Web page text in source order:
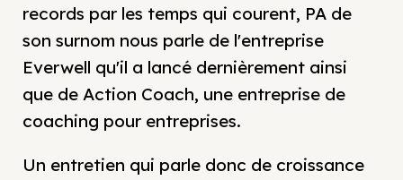
records par les temps qui courent, PA de
son surnom nous parle de l'entreprise
Everwell qu'il a lancé dernièrement ainsi
que de Action Coach, une entreprise de
coaching pour entreprises.
Un entretien qui parle donc de croissance